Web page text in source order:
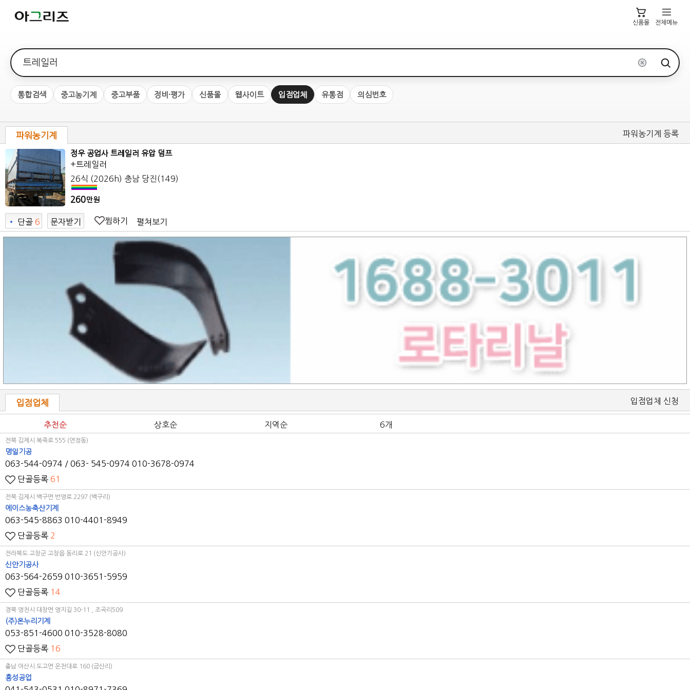
신품몰 전체메뉴
검색어
통합검색 중고농기계 중고부품 정비·평가 신품몰 웹사이트 입점업체 유통점 의심번호
파워농기계 파워농기계 등록
정우 공업사 트레일러 유압 덤프
+트레일러
26식 (2026h) 충남 당진(149)
260만원
• 단골 6 문자받기 찜하기 펼쳐보기
입점업체 입점업체 신청
추천순 상호순 지역순 6개
전북 김제시 복죽로 555 (연정동)
명일기공
063-544-0974 / 063- 545-0974 010-3678-0974
단골등록 61
전북 김제시 백구면 번영로 2297 (백구리)
에이스농축산기계
063-545-8863 010-4401-8949
단골등록 2
전라북도 고창군 고창읍 동리로 21 (신안기공사)
신안기공사
063-564-2659 010-3651-5959
단골등록 14
경북 영천시 대창면 영지길 30-11 , 조곡리509
(주)온누리기계
053-851-4600 010-3528-8080
단골등록 16
충남 아산시 도고면 온천대로 160 (금산리)
흥성공업